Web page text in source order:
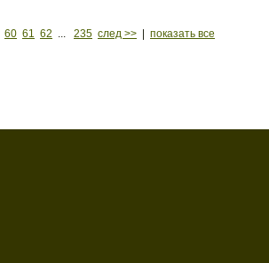
60 61 62 ... 235 след >> показать все